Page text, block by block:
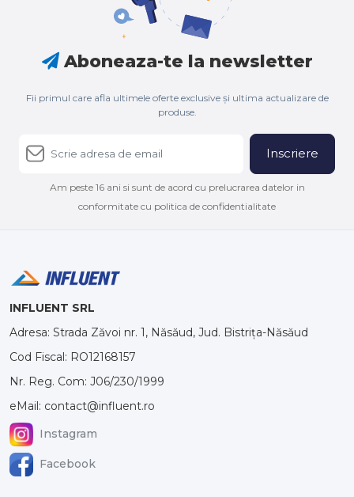
Aboneaza-te la newsletter
Fii primul care afla ultimele oferte exclusive și ultima actualizare de
produse.
Inscriere
Am peste 16 ani si sunt de acord cu prelucrarea datelor in
conformitate cu politica de confidentialitate
INFLUENT SRL
Adresa: Strada Zăvoi nr. 1, Năsăud, Jud. Bistrița-Năsăud
Cod Fiscal: RO12168157
Nr. Reg. Com: J06/230/1999
eMail: contact@influent.ro
Instagram
Facebook